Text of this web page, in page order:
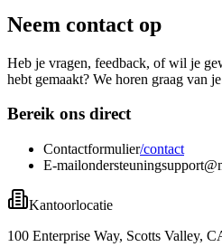
Neem contact op
Heb je vragen, feedback, of wil je
hebt gemaakt? We horen graag van
Bereik ons direct
Contactformulier/contact
E-mailondersteuning
Kantoorlocatie
100 Enterprise Way, Scotts Valley,